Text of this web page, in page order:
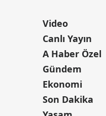
Video
Canlı Yayın
A Haber Özel
Gündem
Ekonomi
Son Dakika